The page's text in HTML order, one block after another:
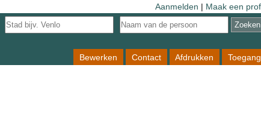
Aanmelden | Maak een
Bewerken Contact Afdrukken Toegang